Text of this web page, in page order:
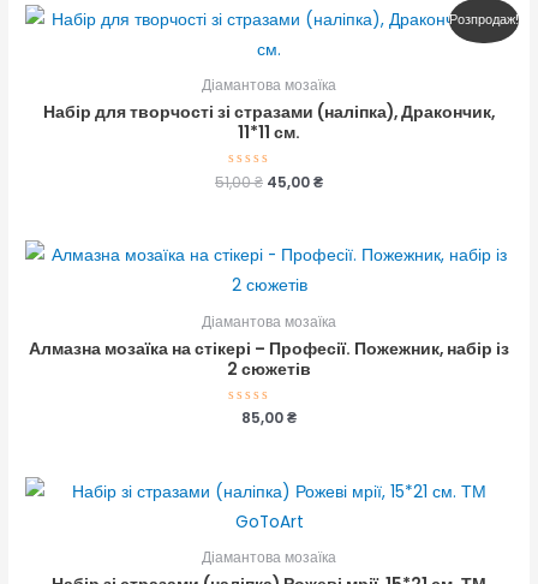
Розпродаж!
Діамантова мозаїка
Набір для творчості зі стразами (наліпка), Дракончик,
11*11 см.
Оцінено
в
51,00₴
Оригінальна
ціна:
51,00 ₴.
45,00₴
Поточна
ціна:
Діамантова мозаїка
Алмазна мозаїка на стікері – Професії. Пожежник, набір із
2 сюжетів
Оцінено
85,00₴
Діамантова мозаїка